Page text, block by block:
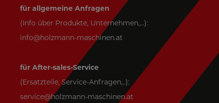
für allgemeine Anfragen
(Info über Produkte, Unternehmen,...):
info@holzmann-maschinen.at
für After-sales-Service
(Ersatzteile, Service-Anfragen,..):
service@holzmann-maschinen.at